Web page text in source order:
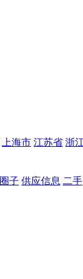
上海市 江苏省 浙
圈子 供应信息 二手